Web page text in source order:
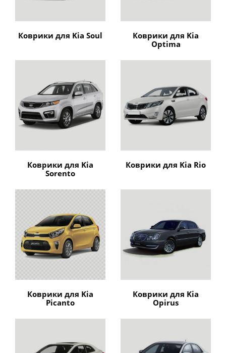
Коврики для Kia Soul
Коврики для Kia
Optima
Коврики для Kia
Sorento
Коврики для Kia Rio
Коврики для Kia
Picanto
Коврики для Kia
Opirus